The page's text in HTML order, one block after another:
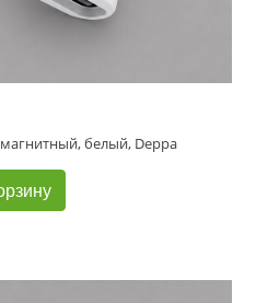
магнитный, белый, Deppa